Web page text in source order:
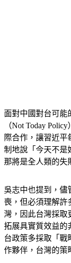
（Not Today
際合作，讓習近
制地說「今天不
那將是全人類的失
喪，但必須理解許
灣，因此台灣採取
拓展具實質效益的
台政策多採取「戰
作夥伴，台灣的策